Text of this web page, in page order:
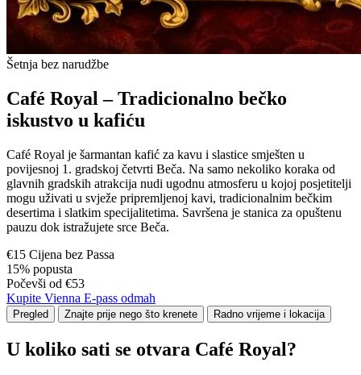
Šetnja bez narudžbe
Café Royal – Tradicionalno bečko
iskustvo u kafiću
Café Royal je šarmantan kafić za kavu i slastice smješten u
povijesnoj 1. gradskoj četvrti Beča. Na samo nekoliko koraka od
glavnih gradskih atrakcija nudi ugodnu atmosferu u kojoj posjetitelji
mogu uživati u svježe pripremljenoj kavi, tradicionalnim bečkim
desertima i slatkim specijalitetima. Savršena je stanica za opuštenu
pauzu dok istražujete srce Beča.
€15 Cijena bez Passa
15% popusta
Počevši od €53
Kupite Vienna E-pass odmah
Pregled Znajte prije nego što krenete Radno vrijeme i lokacija
U koliko sati se otvara Café Royal?